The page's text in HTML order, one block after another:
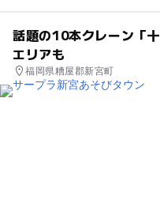
話題の10本クレーン「
エリアも
福岡県糟屋郡新宮町